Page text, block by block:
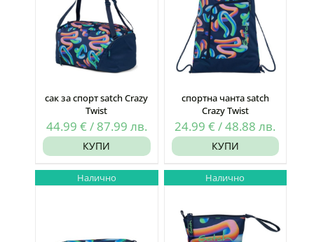
234.68
лв..
сак за спорт satch Crazy
Twist
44.99 € / 87.99 лв.
КУПИ
спортна чанта satch
Crazy Twist
24.99€ /48.88 лв.
КУПИ
Налично Налично